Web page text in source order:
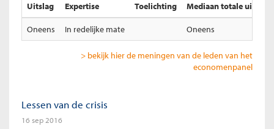
Uitslag
Expertise Toelichting Mediaan totale uitslag
Oneens In redelijke mate Oneens
> bekijk hier de meningen van de leden van het
economenpanel
Lessen van de crisis
16 sep 2016